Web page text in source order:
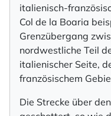
italienisch-
Col de la Boaria
Grenzübergang
nordwestliche Teil
italienischer Seite,
französischem
Die Strecke über